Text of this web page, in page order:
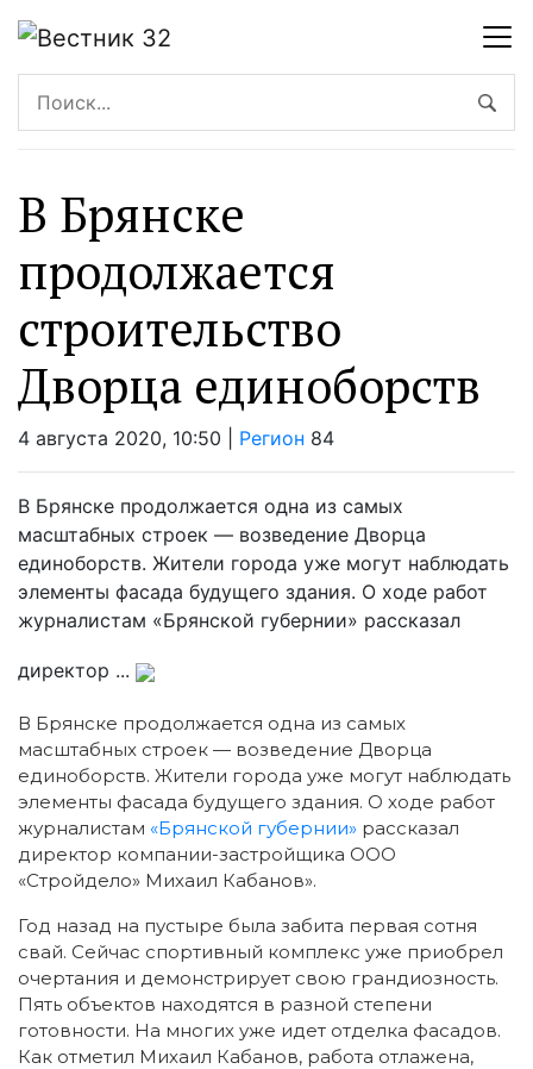
В Брянске
продолжается
строительство
Дворца единоборств
4 августа 2020, 10:50 | Регион 84
В Брянске продолжается одна из самых
масштабных строек — возведение Дворца
единоборств. Жители города уже могут наблюдать
элементы фасада будущего здания. О ходе работ
журналистам «Брянской губернии» рассказал
директор ...
В Брянске продолжается одна из самых
масштабных строек — возведение Дворца
единоборств. Жители города уже могут наблюдать
элементы фасада будущего здания. О ходе работ
журналистам «Брянской губернии» рассказал
директор компании-застройщика ООО
«Стройдело» Михаил Кабанов».
Год назад на пустыре была забита первая сотня
свай. Сейчас спортивный комплекс уже приобрел
очертания и демонстрирует свою грандиозность.
Пять объектов находятся в разной степени
готовности. На многих уже идет отделка фасадов.
Как отметил Михаил Кабанов, работа отлажена,